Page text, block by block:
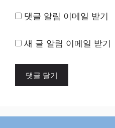
댓글 알림 이메일 받기
새 글 알림 이메일 받기